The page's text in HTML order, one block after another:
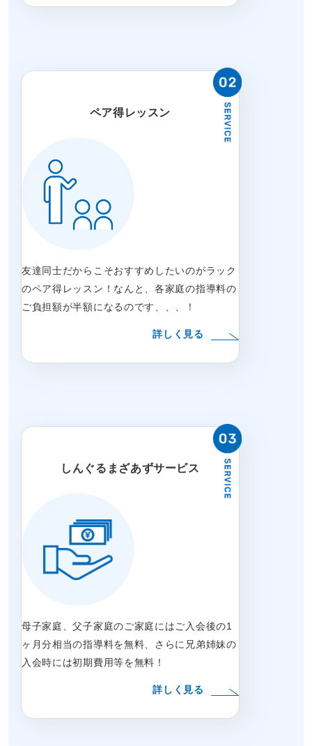
ペア得レッスン
友達同士だからこそおすすめしたいのがラック
のペア得レッスン！なんと、各家庭の指導料の
ご負担額が半額になるのです、、、！
詳しく見る
しんぐるまざあずサービス
母子家庭、父子家庭のご家庭にはご入会後の1
ヶ月分相当の指導料を無料、さらに兄弟姉妹の
入会時には初期費用等を無料！
詳しく見る